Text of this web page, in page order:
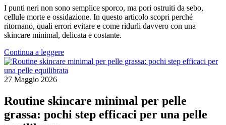
I punti neri non sono semplice sporco, ma pori ostruiti da sebo,
cellule morte e ossidazione. In questo articolo scopri perché
ritornano, quali errori evitare e come ridurli davvero con una
skincare minimal, delicata e costante.
Continua a leggere
27 Maggio 2026
Routine skincare minimal per pelle
grassa: pochi step efficaci per una pelle